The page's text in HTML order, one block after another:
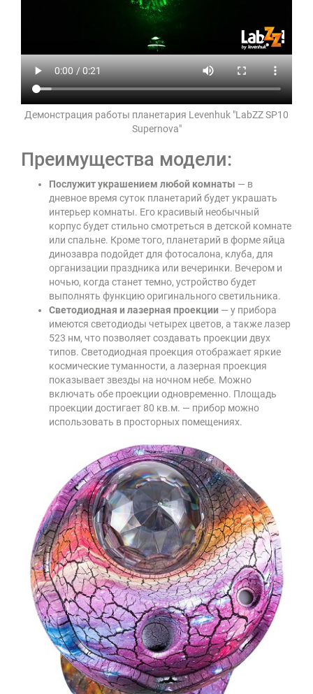
Демонстрация работы планетария Levenhuk "LabZZ SP10
Supernova"
Преимущества модели:
Послужит украшением любой комнаты — в
дневное время суток планетарий будет украшать
интерьер комнаты. Его красивый необычный
корпус будет стильно смотреться в детской комнате
или спальне. Кроме того, планетарий в форме яйца
динозавра подойдет для фотосалона, клуба, для
организации праздника или вечеринки. Вечером и
ночью, когда станет темно, устройство будет
выполнять функцию оригинального светильника.
Светодиодная и лазерная проекции — у прибора
имеются светодиоды четырех цветов, а также лазер
523 нм, что позволяет создавать проекции двух
типов. Светодиодная проекция отображает яркие
космические туманности, а лазерная проекция
показывает звезды на ночном небе. Можно
включать обе проекции одновременно. Площадь
проекции достигает 80 кв.м. — прибор можно
использовать в просторных помещениях.